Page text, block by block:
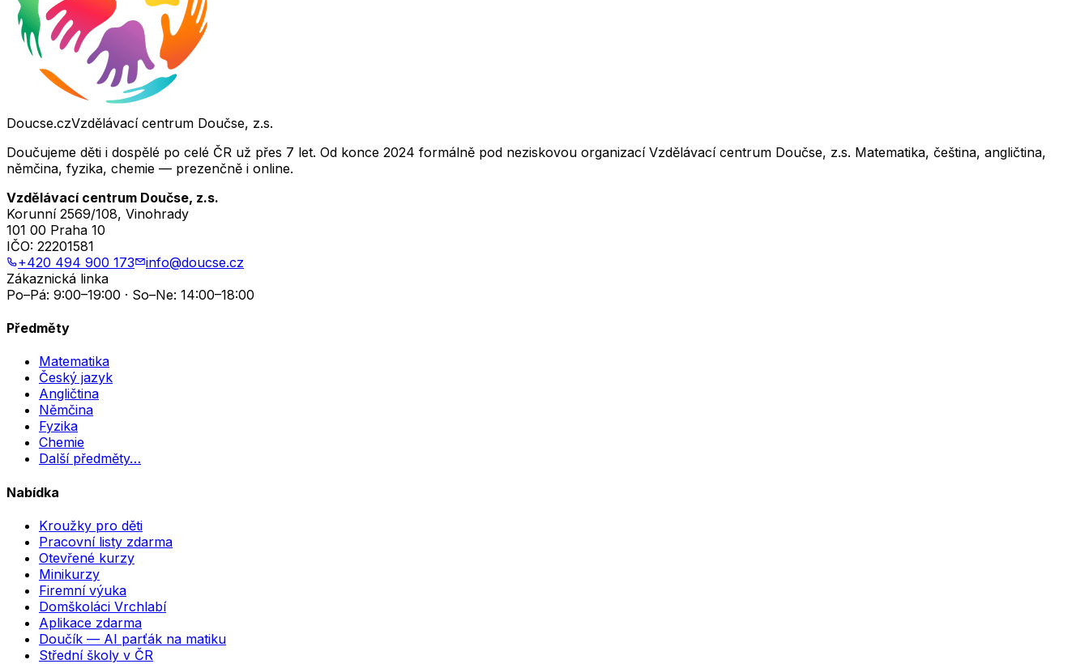
Doucse.czVzdělávací centrum Doučse, z.s.
Doučujeme děti i dospělé po celé ČR už přes 7 let. Od konce 2024 formálně pod neziskovou organizací Vzdělávací centrum Doučse, z.s. Matematika, čeština, angličtina,
němčina, fyzika, chemie — prezenčně i online.
Vzdělávací centrum Doučse, z.s.
Korunní 2569/108, Vinohrady
101 00 Praha 10
IČO: 22201581
+420 494 900 173
info@doucse.cz
Zákaznická linka
Po–Pá: 9:00–19:00 · So–Ne: 14:00–18:00
Předměty
Matematika
Český jazyk
Angličtina
Němčina
Fyzika
Chemie
Další předměty…
Nabídka
Kroužky pro děti
Pracovní listy zdarma
Otevřené kurzy
Minikurzy
Firemní výuka
Domškoláci Vrchlabí
Aplikace zdarma
Doučík — AI parťák na matiku
Střední školy v ČR